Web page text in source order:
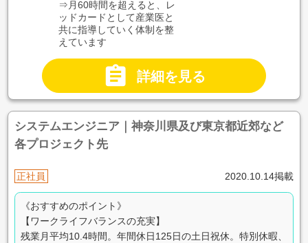
⇒月60時間を超えると、レ
ッドカードとして産業医と
共に指導していく体制を整
えています
 詳細を見る
システムエンジニア｜神奈川県及び東京都近郊など
各プロジェクト先
正社員 2020.10.14掲載
《おすすめのポイント》
【ワークライフバランスの充実】
残業月平均10.4時間。年間休日125日の土日祝休。特別休暇、